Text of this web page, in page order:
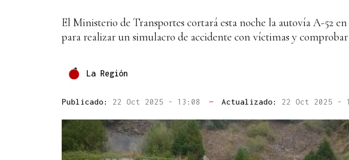
El Ministerio de Transportes cortará esta noche la autovía A-52
para realizar un simulacro de accidente con víctimas y
La Región
Publicado: 22 Oct 2025 - 13:08 — Actualizado: 22 Oct 2025 -